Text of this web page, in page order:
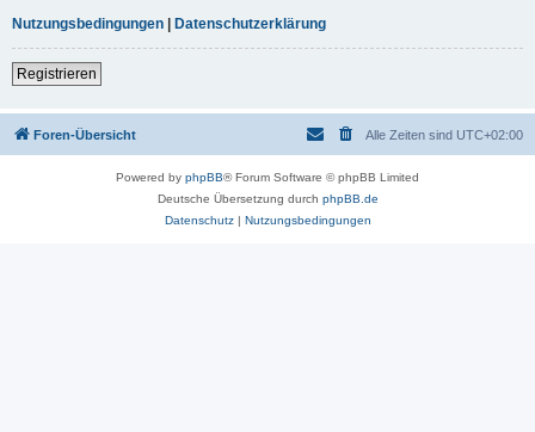
Nutzungsbedingungen | Datenschutzerklärung
Registrieren
Foren-Übersicht Alle Zeiten sind UTC+02:00
Powered by phpBB® Forum Software © phpBB Limited
Deutsche Übersetzung durch phpBB.de
Datenschutz| Nutzungsbedingungen